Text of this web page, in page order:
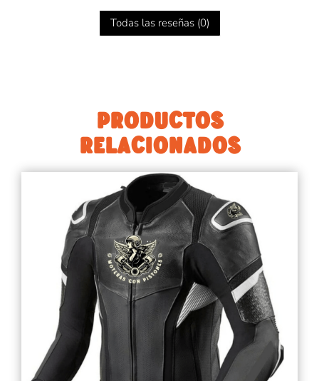
Todas las reseñas (0)
PRODUCTOS
RELACIONADOS